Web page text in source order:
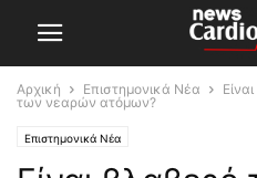
Αρχική Επιστημονικά Νέα
των νεαρών ατόμων?
Επιστημονικά Νέα